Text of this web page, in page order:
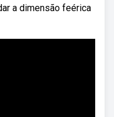
a dimensão feérica